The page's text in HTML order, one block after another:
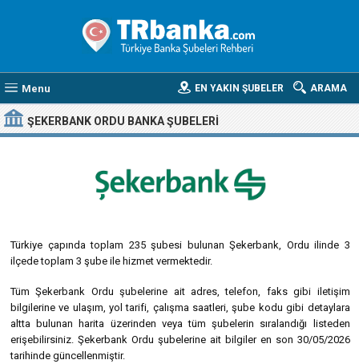
Menu ARAMA
EN YAKIN ŞUBELER
ŞEKERBANK ORDU BANKA ŞUBELERI
Türkiye çapında toplam 235 şubesi bulunan Şekerbank, Ordu ilinde 3
ilçede toplam 3 şube ile hizmet vermektedir.
Tüm Şekerbank Ordu şubelerine ait adres, telefon, faks gibi iletişim
bilgilerine ve ulaşım, yol tarifi, çalışma saatleri, şube kodu gibi detaylara
altta bulunan harita üzerinden veya tüm şubelerin sıralandığı listeden
erişebilirsiniz. Şekerbank Ordu şubelerine ait bilgiler en son 30/05/2026
tarihinde güncellenmiştir.